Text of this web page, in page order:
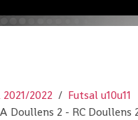
2022
Futsal u10u11
Doullens 2 - RC Doullens